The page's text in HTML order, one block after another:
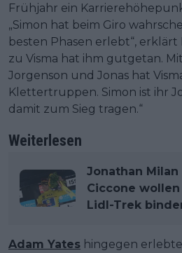
Frühjahr ein
„Simon hat beim Giro
besten Phasen erlebt“, erklärt
zu Visma hat ihm gutgetan.
Jorgenson und Jonas hat
Klettertruppen. Simon ist ihr
damit zum Sieg tragen.“
Weiterlesen
Jonathan
Ciccone
Lidl-Trek
Adam Yates hingegen